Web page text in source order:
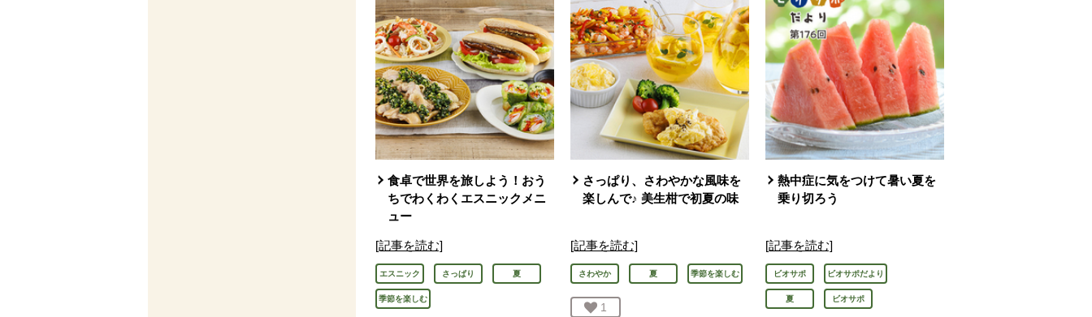
食卓で世界を旅しよう！おう
ちでわくわくエスニックメニ
ュー
[記事を読む]
エスニック さっぱり 夏
季節を楽しむ
さっぱり、さわやかな風味を
楽しんで♪ 美生柑で初夏の味
[記事を読む]
さわやか 夏 季節を楽しむ
お気に入り登録：
1
熱中症に気をつけて暑い夏を
乗り切ろう
[記事を読む]
ビオサポ ビオサポだより
夏 ビオサポ